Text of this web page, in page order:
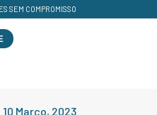
SEM COMPROMISSO
10 Março, 2023